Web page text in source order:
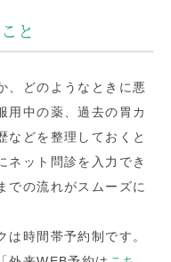
と
、どのようなときに悪
用中の薬、過去の胃カ
などを整理しておくと
ネット問診を入力でき
での流れがスムーズに
時間帯予約制です。